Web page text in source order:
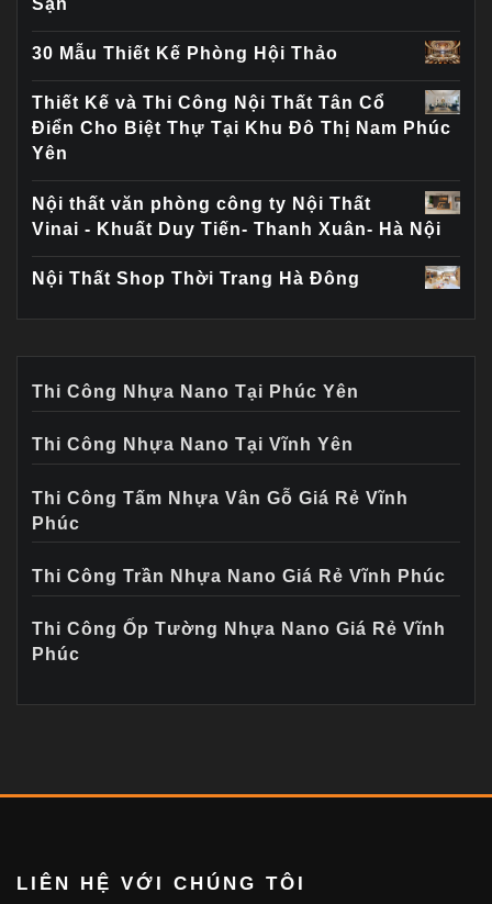
30 Mẫu Thiết Kế Phòng Hội Thảo
Thiết Kế và Thi Công Nội Thất Tân Cổ
Điển Cho Biệt Thự Tại Khu Đô Thị Nam Phúc
Yên
Nội thất văn phòng công ty Nội Thất
Vinai - Khuất Duy Tiến- Thanh Xuân- Hà Nội
Nội Thất Shop Thời Trang Hà Đông
Thi Công Nhựa Nano Tại Phúc Yên
Thi Công Nhựa Nano Tại Vĩnh Yên
Thi Công Tấm Nhựa Vân Gỗ Giá Rẻ Vĩnh
Phúc
Thi Công Trần Nhựa Nano Giá Rẻ Vĩnh Phúc
Thi Công Ốp Tường Nhựa Nano Giá Rẻ Vĩnh
Phúc
LIÊN HỆ VỚI CHÚNG TÔI